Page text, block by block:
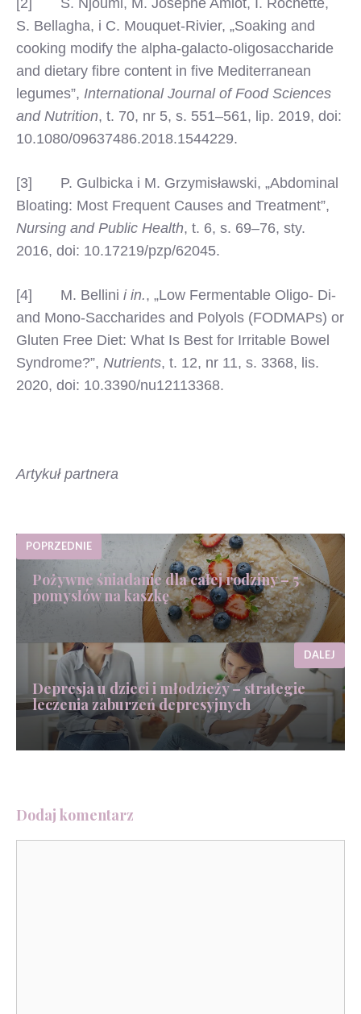
S. Bellagha, i C. Mouquet-Rivier, „Soaking and
cooking modify the alpha-galacto-oligosaccharide
and dietary fibre content in five Mediterranean
legumes”, International Journal of Food Sciences
and Nutrition, t. 70, nr 5, s. 551–561, lip. 2019, doi:
10.1080/09637486.2018.1544229.
[3] P. Gulbicka i M. Grzymisławski, „Abdominal
Bloating: Most Frequent Causes and Treatment”,
Nursing and Public Health, t. 6, s. 69–76, sty.
2016, doi: 10.17219/pzp/62045.
[4] M. Bellini i in., „Low Fermentable Oligo- Di-
and Mono-Saccharides and Polyols (FODMAPs) or
Gluten Free Diet: What Is Best for Irritable Bowel
Syndrome?”, Nutrients, t. 12, nr 11, s. 3368, lis.
2020, doi: 10.3390/nu12113368.
Artykuł partnera
POPRZEDNIE
Pożywne śniadanie dla całej rodziny – 5
pomysłów na kaszkę
Depresja u dzieci i młodzieży – strategie
leczenia zaburzeń depresyjnych
DALEJ
Dodaj komentarz